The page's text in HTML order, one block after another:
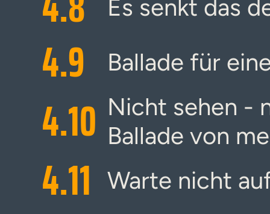
Es senkt das
4.9 Ballade für
4.10 Nicht sehen -
Ballade von
4.11 Warte nicht